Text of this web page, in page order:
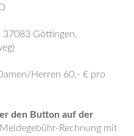
37083 Göttingen,
Herren 60,- € pro
den Button auf der
Rechnung mit